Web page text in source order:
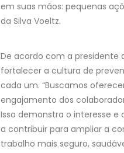
em suas mãos: pequenas
da Silva Voeltz.
De acordo com a presidente
fortalecer a cultura de
cada um. “Buscamos
engajamento dos
Isso demonstra o interesse
a contribuir para ampliar a
trabalho mais seguro,